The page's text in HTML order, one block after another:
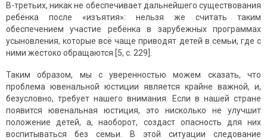
В-третьих, никак не обеспечивает дальнейшего существования
ребёнка после «изъятия»: нельзя же считать таким
обеспечением участие ребёнка в зарубежных программах
усыновления, которые всё чаще приводят детей в семьи, где с
ними жестоко обращаются [5, с. 229].
Таким образом, мы с уверенностью можем сказать, что
проблема ювенальной юстиции является крайне важной, и,
безусловно, требует нашего внимания. Если в нашей стране
появится ювенальная юстиция, это нисколько не улучшит
положение детей, а, наоборот, создаст опасность для них
воспитываться без семьи. В этой ситуации следование